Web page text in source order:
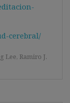
cerebral/
Lee, Ramiro J.